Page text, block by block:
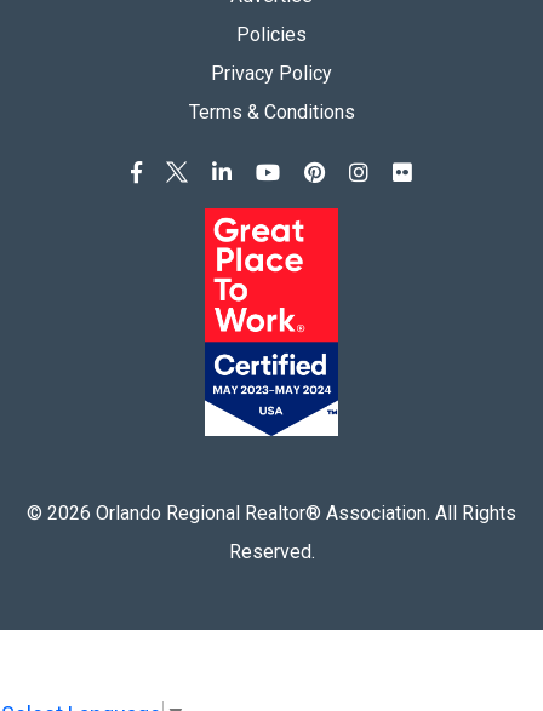
Policies
Privacy Policy
Terms & Conditions
© 2026 Orlando Regional Realtor® Association. All Rights
Reserved.